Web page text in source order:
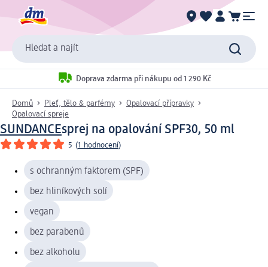
Hledat a najít
Doprava zdarma při nákupu od 1 290 Kč
Domů Pleť, tělo & parfémy
Opalovací přípravky
Opalovací spreje
SUNDANCEsprej na opalování SPF30, 50 ml
5 (1 hodnocení)
s ochranným faktorem (SPF)
bez hliníkových solí
vegan
bez parabenů
bez alkoholu